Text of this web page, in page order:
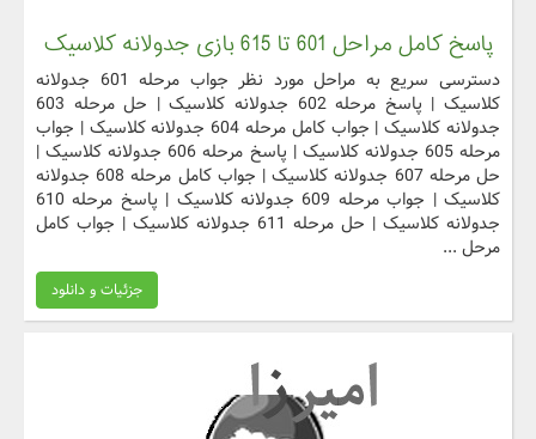
پاسخ کامل مراحل 601 تا 615 بازی جدولانه کلاسیک
دسترسی سریع به مراحل مورد نظر جواب مرحله 601 جدولانه
کلاسیک | پاسخ مرحله 602 جدولانه کلاسیک | حل مرحله 603
جدولانه کلاسیک | جواب کامل مرحله 604 جدولانه کلاسیک | جواب
مرحله 605 جدولانه کلاسیک | پاسخ مرحله 606 جدولانه کلاسیک |
حل مرحله 607 جدولانه کلاسیک | جواب کامل مرحله 608 جدولانه
کلاسیک | جواب مرحله 609 جدولانه کلاسیک | پاسخ مرحله 610
جدولانه کلاسیک | حل مرحله 611 جدولانه کلاسیک | جواب کامل
مرحل ...
جزئیات و دانلود